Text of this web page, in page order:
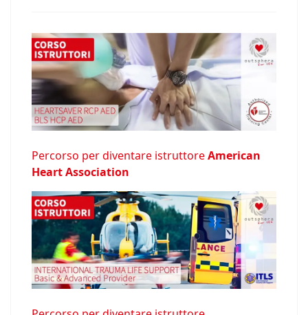
Percorso per diventare istruttoreAmerican
Heart Association